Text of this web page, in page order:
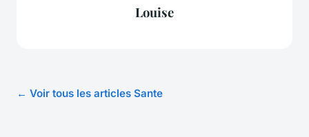
Louise
← Voir tous les articles Sante